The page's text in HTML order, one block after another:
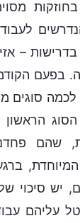
–
בפעם
סוגים
שהם
יש סיכוי
עליהם